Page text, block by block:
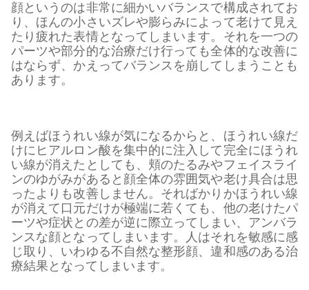
顔というのは非常に細かいバランスで構成されてお
り、ほんの小さいズレや膨らみによって老けて見え
たり疲れた表情となってしまいます。それを一つの
パーツや部分的な治療だけ行っても全体的な改善に
はならず、かえってバランスを崩してしまうことも
あります。
例えばほうれい線が気になるからと、ほうれい線だ
けにヒアルロン酸を集中的に注入して完全にほうれ
い線が消えたとしても、頬のたるみやフェイスライ
ンのゆがみがあると顔全体の雰囲気や老け具合は思
ったよりも改善しません。そればかりかほうれい線
が消えて口元だけが極端に若くても、他の老けたパ
ーツや症状との差が逆に際立ってしまい、アンバラ
ンスな顔となってしまいます。人はそれを敏感に感
じ取り、いわゆる不自然な整形顔、違和感のある治
療結果となってしまいます。